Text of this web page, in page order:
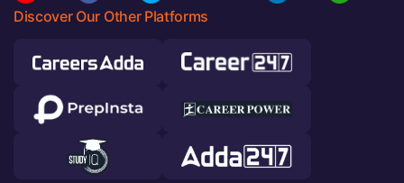
Discover Our Other Platforms